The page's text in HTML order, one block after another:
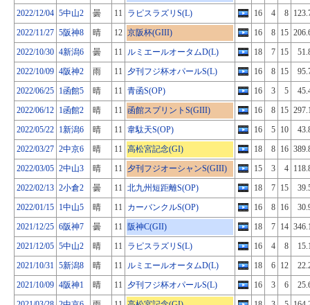
2022/12/04 5中山2 曇 11 ラピスラズリS(L) 16 4 8
2022/11/27 5阪神8 晴 12 京阪杯(GIII) 16 8 15
2022/10/30 4新潟6 曇 11 ルミエールオータムD(L) 18 7 15
2022/10/09 4阪神2 雨 11 夕刊フジ杯オパールS(L) 16 8 15
2022/06/25 1函館5 晴 11 青函S(OP) 16 3 5
2022/06/12 1函館2 晴 11 函館スプリントS(GIII) 16 8 15
2022/05/22 1新潟6 晴 11 韋駄天S(OP) 16 5 10
2022/03/27 2中京6 晴 11 高松宮記念(GI) 18 8 16
2022/03/05 2中山3 晴 11 夕刊フジオーシャンS(GIII) 15 3 4
2022/02/13 2小倉2 曇 11 北九州短距離S(OP) 18 7 15
2022/01/15 1中山5 晴 11 カーバンクルS(OP) 16 8 16
2021/12/25 6阪神7 曇 11 阪神C(GII) 18 7 14
2021/12/05 5中山2 晴 11 ラピスラズリS(L) 16 4 8
2021/10/31 5新潟8 晴 11 ルミエールオータムD(L) 18 6 12
2021/10/09 4阪神1 晴 11 夕刊フジ杯オパールS(L) 16 3 6